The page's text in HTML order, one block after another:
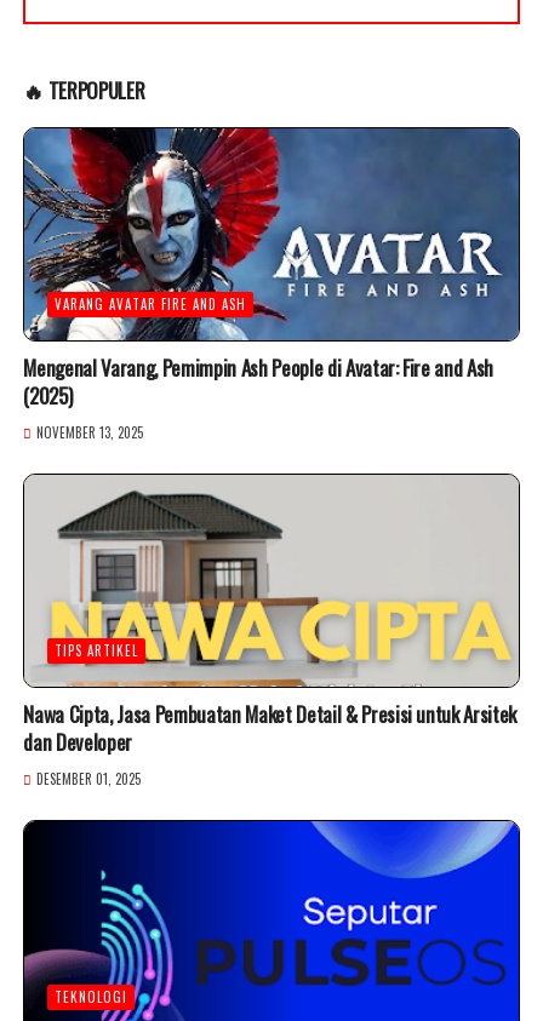
🔥 TERPOPULER
VARANG AVATAR FIRE AND ASH
Mengenal Varang, Pemimpin Ash People di Avatar: Fire and Ash
(2025)
NOVEMBER 13, 2025
TIPS ARTIKEL
Nawa Cipta, Jasa Pembuatan Maket Detail & Presisi untuk Arsitek
dan Developer
DESEMBER 01, 2025
TEKNOLOGI